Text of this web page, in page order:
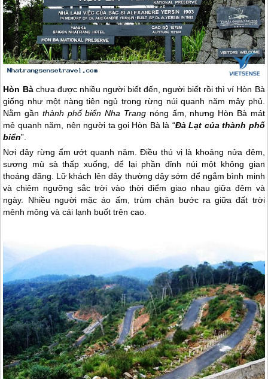
Hòn Bàchưa được nhiều người biết đến, người biết rồi thì ví Hòn Bà
giống như một nàng tiên ngủ trong rừng núi quanh năm mây phủ.
Nằm gần thành phố biểnNha Trang nóng ấm, nhưng Hòn Bà mát
mẻ quanh năm, nên người ta gọi Hòn Bà là “Đà Lạt của thành phố
biển”.
Nơi đây rừng ẩm ướt quanh năm. Điều thú vị là khoảng nửa đêm,
sương mù sà thấp xuống, để lại phần đỉnh núi một không gian
thoáng đãng. Lữ khách lên đây thường dậy sớm để ngắm bình minh
và chiêm ngưỡng sắc trời vào thời điểm giao nhau giữa đêm và
ngày. Nhiều người mặc áo ấm, trùm chăn bước ra giữa đất trời
mênh mông và cái lạnh buốt trên cao.